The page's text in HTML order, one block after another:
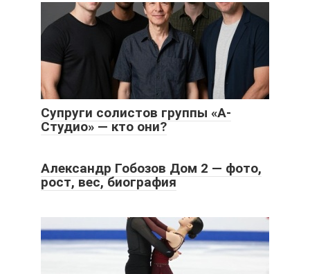
Супруги солистов группы «А-
Студио» — кто они?
Александр Гобозов Дом 2 — фото,
рост, вес, биография